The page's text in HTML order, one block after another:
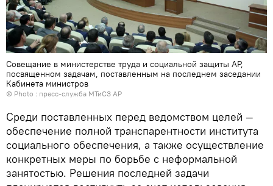
Совещание в министерстве труда и социальной защиты АР,
посвященном задачам, поставленным на последнем заседании
Кабинета министров
© Photo : пресс-служба МТиСЗ АР
Среди поставленных перед ведомством целей —
обеспечение полной транспарентности института
социального обеспечения, а также осуществление
конкретных меры по борьбе с неформальной
занятостью. Решения последней задачи